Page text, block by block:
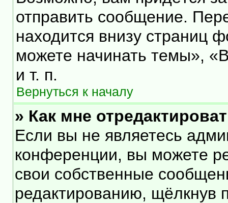
отправить сообщение.
находится внизу
можете начинать темы»,
и т. п.
Вернуться к началу
» Как мне
Если вы не являетесь
конференции, вы можете
свои собственные
редактированию, щёлкнув